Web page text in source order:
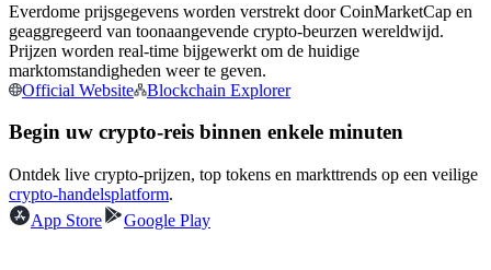
Kopiëren Handel
Sluit je aan bij top traders
Everdome prijsgegevens worden verstrekt door CoinMarketCap en
geaggregeerd van toonaangevende crypto-beurzen wereldwijd.
Prijzen worden real-time bijgewerkt om de huidige
marktomstandigheden weer te geven.
Official Website
Blockchain Explorer
Begin uw crypto-reis binnen enkele minuten
Ontdek live crypto-prijzen, top tokens en markttrends op een veilige
crypto-handelsplatform.
App Store
Google Play